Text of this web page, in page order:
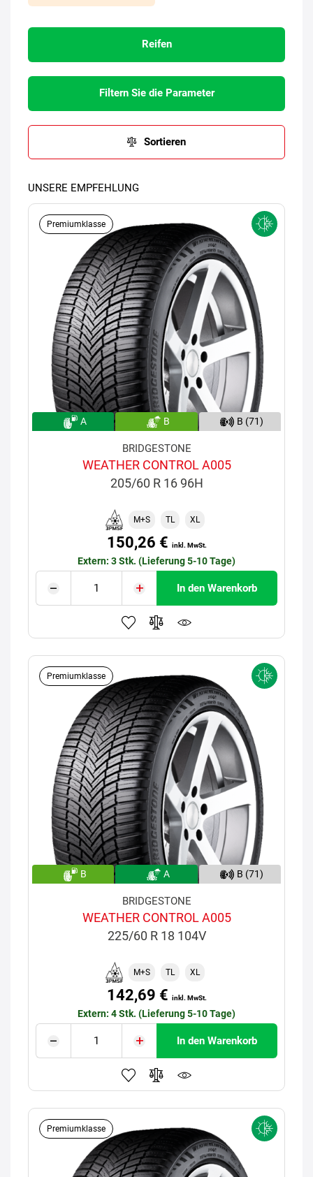
Reifen
Filtern Sie die Parameter
Sortieren
UNSERE EMPFEHLUNG
Premiumklasse
A B B (71)
BRIDGESTONE
WEATHER CONTROL A005
205/60 R 16 96H
M+S TL XL
150,26 € inkl. MwSt.
Extern: 3 Stk. (Lieferung 5-10 Tage)
In den Warenkorb
Premiumklasse
B A B (71)
BRIDGESTONE
WEATHER CONTROL A005
225/60 R 18 104V
M+S TL XL
142,69 € inkl. MwSt.
Extern: 4 Stk. (Lieferung 5-10 Tage)
In den Warenkorb
Premiumklasse